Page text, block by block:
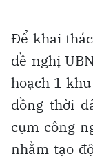
Để khai
đề nghị
hoạch 1
đồng thời
cụm công
nhằm tạo